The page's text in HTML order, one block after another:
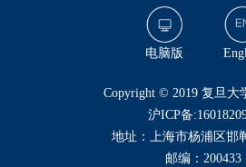
电脑版
​Copyright © 2019 复旦大
沪ICP备
地址：上海市杨浦区邯
邮编：200433